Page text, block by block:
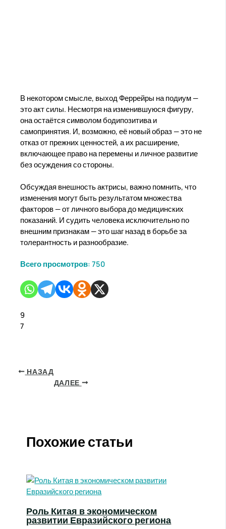
В некотором смысле, выход Феррейры на подиум —
это акт силы. Несмотря на изменившуюся фигуру,
она остаётся символом бодипозитива и
самопринятия. И, возможно, её новый образ — это не
отказ от прежних ценностей, а их расширение,
включающее право на перемены и личное развитие
без осуждения со стороны.
Обсуждая внешность актрисы, важно помнить, что
изменения могут быть результатом множества
факторов — от личного выбора до медицинских
показаний. И судить человека исключительно по
внешним признакам — это шаг назад в борьбе за
толерантность и разнообразие.
Всего просмотров: 750
9
7
НАЗАД
ДАЛЕЕ
Похожие статьи
Роль Китая в экономическом
развитии Евразийского региона